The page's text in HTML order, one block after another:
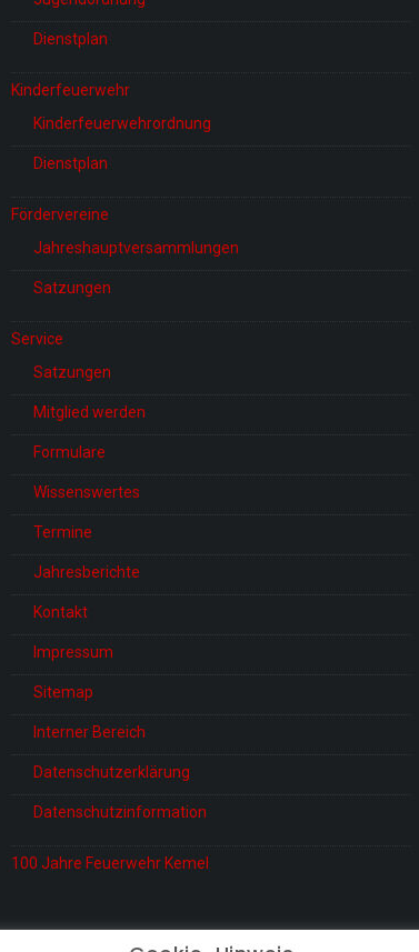
Dienstplan
Kinderfeuerwehr
Kinderfeuerwehrordnung
Dienstplan
Fördervereine
Jahreshauptversammlungen
Satzungen
Service
Satzungen
Mitglied werden
Formulare
Wissenswertes
Termine
Jahresberichte
Kontakt
Impressum
Sitemap
Interner Bereich
Datenschutzerklärung
Datenschutzinformation
100 Jahre Feuerwehr Kemel